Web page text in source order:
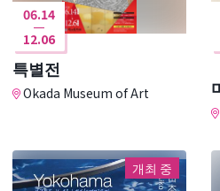
06.14
12.06
특별전
Okada Museum of Art
개최 중